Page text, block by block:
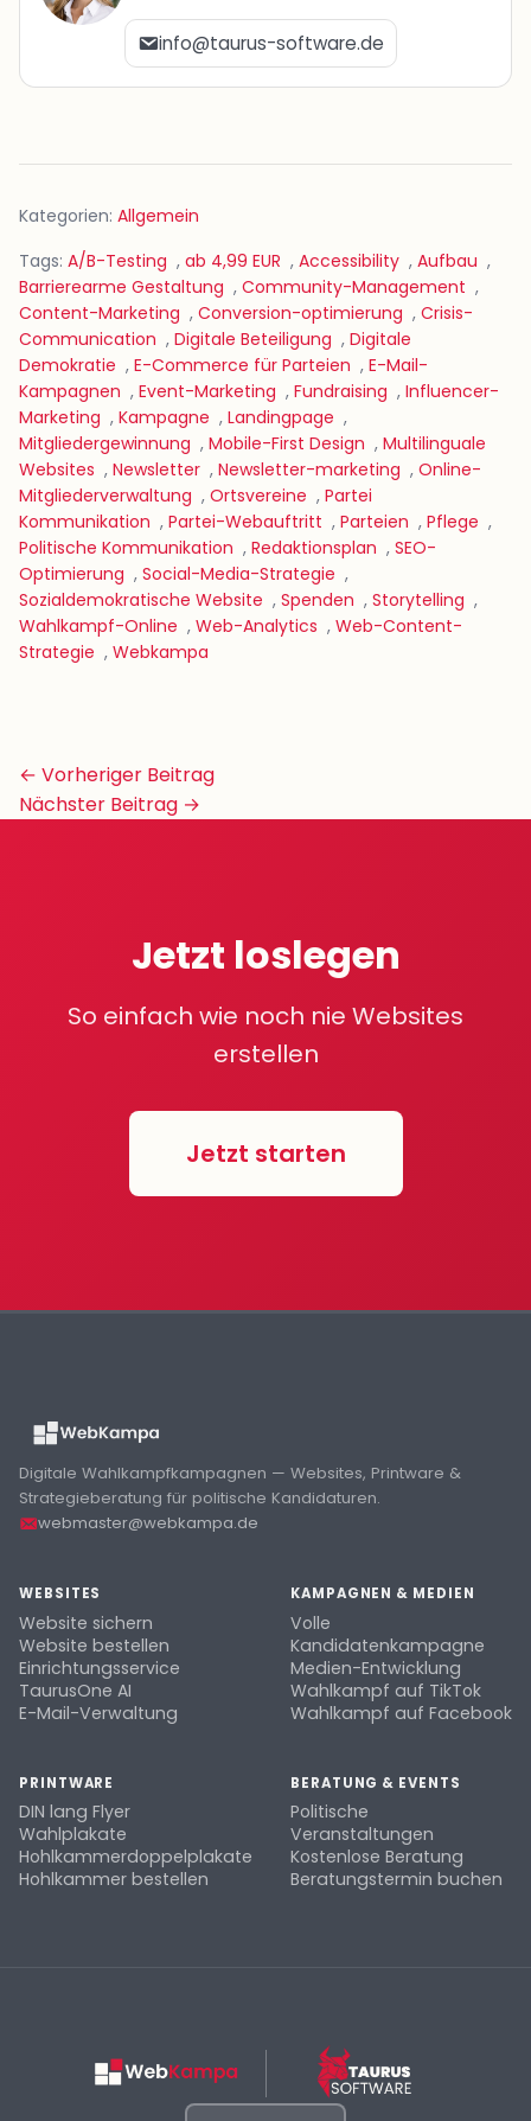
info@taurus-software.de
Kategorien: Allgemein
Tags: A/B-Testing , ab 4,99 EUR , Accessibility , Aufbau ,
Barrierearme Gestaltung , Community-Management ,
Content-Marketing , Conversion-optimierung , Crisis-
Communication , Digitale Beteiligung , Digitale
Demokratie , E-Commerce für Parteien , E-Mail-
Kampagnen , Event-Marketing , Fundraising , Influencer-
Marketing , Kampagne , Landingpage ,
Mitgliedergewinnung , Mobile-First Design , Multilinguale
Websites , Newsletter , Newsletter-marketing , Online-
Mitgliederverwaltung , Ortsvereine , Partei
Kommunikation , Partei-Webauftritt , Parteien , Pflege ,
Politische Kommunikation , Redaktionsplan , SEO-
Optimierung , Social-Media-Strategie ,
Sozialdemokratische Website , Spenden , Storytelling ,
Wahlkampf-Online , Web-Analytics , Web-Content-
Strategie , Webkampa
Beitrags-
Navigation
← Vorheriger Beitrag
Nächster Beitrag →
Jetzt loslegen
So einfach wie noch nie Websites
erstellen
Jetzt starten
Digitale Wahlkampfkampagnen — Websites, Printware &
Strategieberatung für politische Kandidaturen.
webmaster@webkampa.de
WEBSITES
Website sichern
Website bestellen
Einrichtungsservice
TaurusOne AI
E-Mail-Verwaltung
KAMPAGNEN & MEDIEN
Volle
Kandidatenkampagne
Medien-Entwicklung
Wahlkampf auf TikTok
Wahlkampf auf Facebook
PRINTWARE
DIN lang Flyer
Wahlplakate
Hohlkammerdoppelplakate
Hohlkammer bestellen
BERATUNG & EVENTS
Politische
Veranstaltungen
Kostenlose Beratung
Beratungstermin buchen